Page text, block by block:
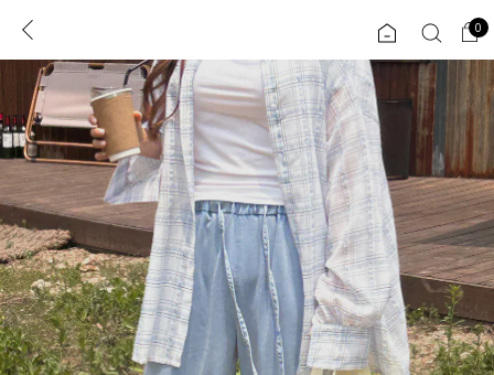
로그인 0
ENG
TW
JP
콘텐츠 리뷰 & 혜택 플러스핏 회원혜택 입
CATEGORY COMMUNITY
도착보장⚡
인플루언서 pick!
ALL
익스클루시브
0